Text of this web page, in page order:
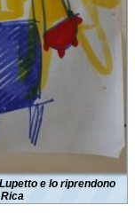
e lo riprendono